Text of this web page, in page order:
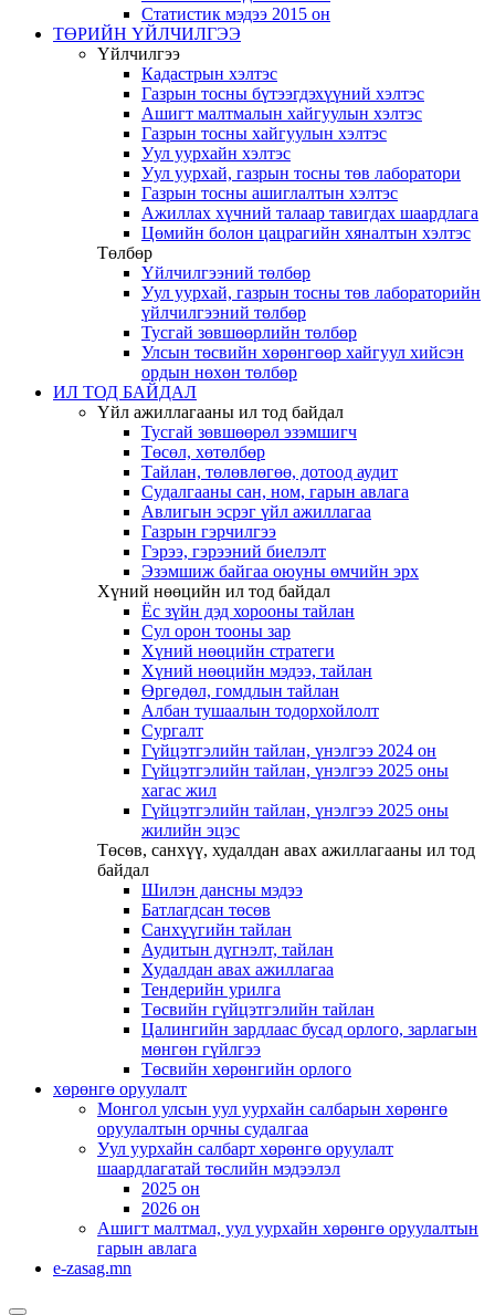
Статистик мэдээ 2015 он
ТӨРИЙН ҮЙЛЧИЛГЭЭ
Үйлчилгээ
Кадастрын хэлтэс
Газрын тосны бүтээгдэхүүний хэлтэс
Ашигт малтмалын хайгуулын хэлтэс
Газрын тосны хайгуулын хэлтэс
Уул уурхайн хэлтэс
Уул уурхай, газрын тосны төв лаборатори
Газрын тосны ашиглалтын хэлтэс
Ажиллах хүчний талаар тавигдах шаардлага
Цөмийн болон цацрагийн хяналтын хэлтэс
Төлбөр
Үйлчилгээний төлбөр
Уул уурхай, газрын тосны төв лабораторийн
үйлчилгээний төлбөр
Тусгай зөвшөөрлийн төлбөр
Улсын төсвийн хөрөнгөөр хайгуул хийсэн
ордын нөхөн төлбөр
ИЛ ТОД БАЙДАЛ
Үйл ажиллагааны ил тод байдал
Тусгай зөвшөөрөл эзэмшигч
Төсөл, хөтөлбөр
Тайлан, төлөвлөгөө, дотоод аудит
Судалгааны сан, ном, гарын авлага
Авлигын эсрэг үйл ажиллагаа
Газрын гэрчилгээ
Гэрээ, гэрээний биелэлт
Эзэмшиж байгаа оюуны өмчийн эрх
Хүний нөөцийн ил тод байдал
Ёс зүйн дэд хорооны тайлан
Сул орон тооны зар
Хүний нөөцийн стратеги
Хүний нөөцийн мэдээ, тайлан
Өргөдөл, гомдлын тайлан
Албан тушаалын тодорхойлолт
Сургалт
Гүйцэтгэлийн тайлан, үнэлгээ 2024 он
Гүйцэтгэлийн тайлан, үнэлгээ 2025 оны
хагас жил
Гүйцэтгэлийн тайлан, үнэлгээ 2025 оны
жилийн эцэс
Төсөв, санхүү, худалдан авах ажиллагааны ил тод
байдал
Шилэн дансны мэдээ
Батлагдсан төсөв
Санхүүгийн тайлан
Аудитын дүгнэлт, тайлан
Худалдан авах ажиллагаа
Тендерийн урилга
Төсвийн гүйцэтгэлийн тайлан
Цалингийн зардлаас бусад орлого, зарлагын
мөнгөн гүйлгээ
Төсвийн хөрөнгийн орлого
хөрөнгө оруулалт
Монгол улсын уул уурхайн салбарын хөрөнгө
оруулалтын орчны судалгаа
Уул уурхайн салбарт хөрөнгө оруулалт
шаардлагатай төслийн мэдээлэл
2025 он
2026 он
Ашигт малтмал, уул уурхайн хөрөнгө оруулалтын
гарын авлага
e-zasag.mn